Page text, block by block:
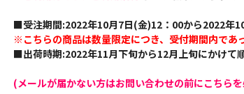
■受注期間:2022年10月7日(金)12：00から2022年
※こちらの商品は数量限定につき、受付期間内であ
■出荷時期:2022年11月下旬から12月上旬にかけて
(メールが届かない方はお問い合わせの前にこちら